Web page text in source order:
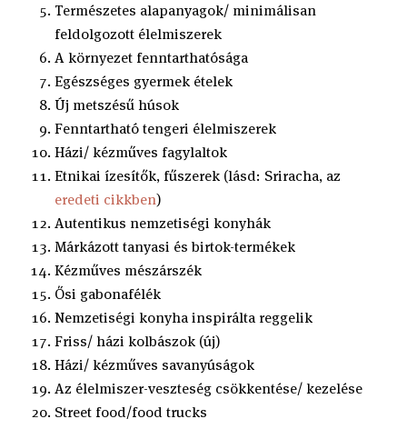
Természetes alapanyagok/ minimálisan
feldolgozott élelmiszerek
A környezet fenntarthatósága
Egészséges gyermek ételek
Új metszésű húsok
Fenntartható tengeri élelmiszerek
Házi/ kézműves fagylaltok
Etnikai ízesítők, fűszerek (lásd: Sriracha, az
eredeti cikkben)
Autentikus nemzetiségi konyhák
Márkázott tanyasi és birtok-termékek
Kézműves mészárszék
Ősi gabonafélék
Nemzetiségi konyha inspirálta reggelik
Friss/ házi kolbászok (új)
Házi/ kézműves savanyúságok
Az élelmiszer-veszteség csökkentése/ kezelése
Street food/food trucks